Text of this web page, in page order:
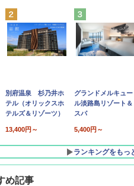
別府温泉 杉乃井ホ
テル（オリックスホ
テルズ＆リゾーツ）
13,400円～
グランドメルキュー
ル淡路島リゾート＆
スパ
5,400円～
ランキングをもっ
め記事